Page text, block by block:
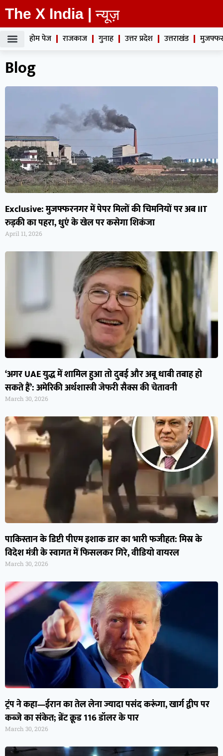
The X India | न्यूज़
होम पेज राजकाज गुनाह उत्तर प्रदेश उत्तराखंड
Blog
Exclusive: मुजफ्फरनगर में पेपर मिलों की चिमनियों पर अब IIT
रुड़की का पहरा, धुएं के खेल पर कसेगा शिकंजा
April 11, 2026
‘अगर UAE युद्ध में शामिल हुआ तो दुबई और अबू धाबी तबाह हो
सकते हैं’: अमेरिकी अर्थशास्त्री जेफरी सैक्स की चेतावनी
March 30, 2026
पाकिस्तान के डिप्टी पीएम इशाक डार का भारी फजीहत: मिस्र के
विदेश मंत्री के स्वागत में फिसलकर गिरे, वीडियो वायरल
March 30, 2026
ट्रंप ने कहा—ईरान का तेल लेना ज्यादा पसंद करूंगा, खार्ग द्वीप पर
कब्जे का संकेत; ब्रेंट क्रूड 116 डॉलर के पार
March 30, 2026